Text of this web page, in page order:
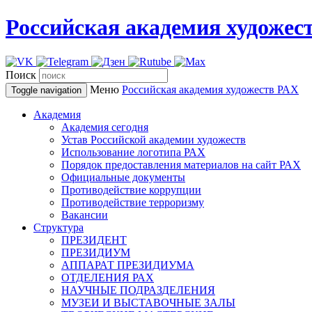
Российская академия
Поиск
Toggle navigation Меню Российская академия художеств РАХ
Академия
Академия сегодня
Устав Российской академии художеств
Использование логотипа РАХ
Порядок предоставления материалов на сайт РАХ
Официальные документы
Противодействие коррупции
Противодействие терроризму
Вакансии
Структура
ПРЕЗИДЕНТ
ПРЕЗИДИУМ
АППАРАТ ПРЕЗИДИУМА
ОТДЕЛЕНИЯ РАХ
НАУЧНЫЕ ПОДРАЗДЕЛЕНИЯ
МУЗЕИ И ВЫСТАВОЧНЫЕ ЗАЛЫ